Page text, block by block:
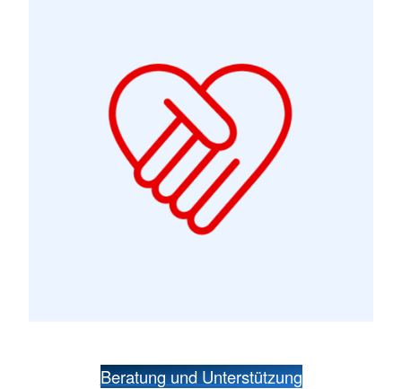
Beratung und Unterstützung